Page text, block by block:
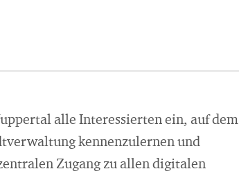
alle Interessierten ein, auf dem
kennenzulernen und
Zugang zu allen digitalen